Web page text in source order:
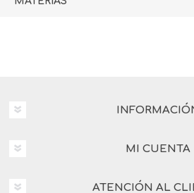
MI CUENTA
ATENCIÓN AL